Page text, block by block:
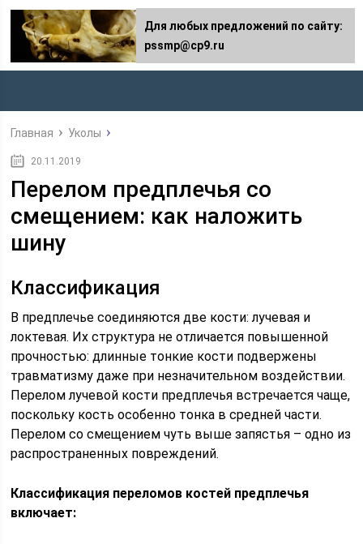
Главная Уколы
20.11.2019
Перелом предплечья со
смещением: как наложить
шину
Классификация
В предплечье соединяются две кости: лучевая и
локтевая. Их структура не отличается повышенной
прочностью: длинные тонкие кости подвержены
травматизму даже при незначительном воздействии.
Перелом лучевой кости предплечья встречается чаще,
поскольку кость особенно тонка в средней части.
Перелом со смещением чуть выше запястья – одно из
распространенных повреждений.
Классификация переломов костей предплечья
включает:
Для любых предложений по сайту:
pssmp@cp9.ru